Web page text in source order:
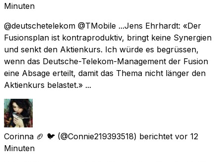
Minuten
@deutschetelekom @TMobile ...Jens Ehrhardt: «Der
Fusionsplan ist kontraproduktiv, bringt keine Synergien
und senkt den Aktienkurs. Ich würde es begrüssen,
wenn das Deutsche-Telekom-Management der Fusion
eine Absage erteilt, damit das Thema nicht länger den
Aktienkurs belastet.» ...
Corinna 🏈 🐦 (@Connie219393518) berichtet vor 12
Minuten